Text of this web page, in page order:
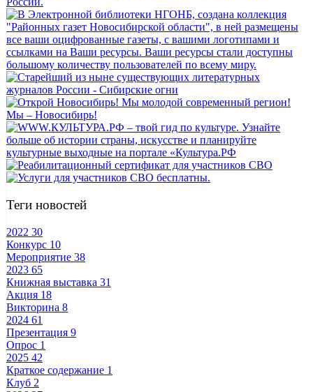
Теги новостей
2022 30
Конкурс 10
Мероприятие 38
2023 65
Книжная выставка 31
Акция 18
Викторина 8
2024 61
Презентация 9
Опрос 1
2025 42
Краткое содержание 1
Клуб 2